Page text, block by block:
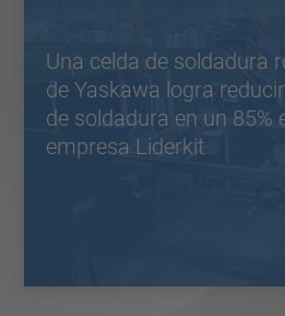
Una celda de soldadura
de Yaskawa logra
de soldadura en un 85%
empresa Liderkit